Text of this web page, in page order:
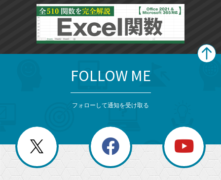
じ
る
search
閉
じ
る
ー
か
ら
FOLLOW ME
フォローして通知を受け取る